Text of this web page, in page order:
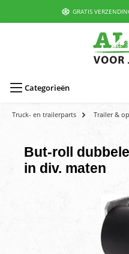
GRATIS
Categorieën
Truck- en trailerparts Trailer &
But-roll
in div. maten